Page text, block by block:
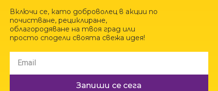
Включи се, като доброволец в акции по
почистване, рециклиране,
облагородяване на твоя град или
просто сподели своята свежа идея!
Запиши се сега